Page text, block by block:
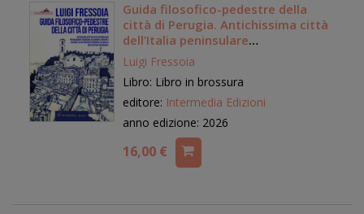
Guida filosofico-pedestre della
città di Perugia. Antichissima città
dell’Italia peninsulare
periodicamente traversata da
correnti d’Oriente e Occidente, di
Settentrione e Meridione. Ed anco
da ignoti soffioni sotterranei
Luigi Fressoia
Libro: Libro in brossura
editore: Intermedia Edizioni
anno edizione: 2026
16,00 €